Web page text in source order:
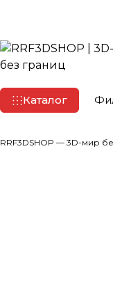
Каталог
RRF3DSHOP — 3D-мир